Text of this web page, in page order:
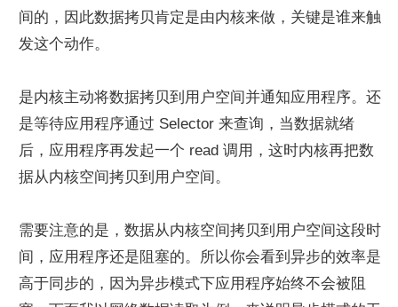
间的，因此数据拷贝肯定是由内核来做，关键是谁来触
发这个动作。
是内核主动将数据拷贝到用户空间并通知应用程序。还
是等待应用程序通过 Selector 来查询，当数据就绪
后，应用程序再发起一个 read 调用，这时内核再把数
据从内核空间拷贝到用户空间。
需要注意的是，数据从内核空间拷贝到用户空间这段时
间，应用程序还是阻塞的。所以你会看到异步的效率是
高于同步的，因为异步模式下应用程序始终不会被阻